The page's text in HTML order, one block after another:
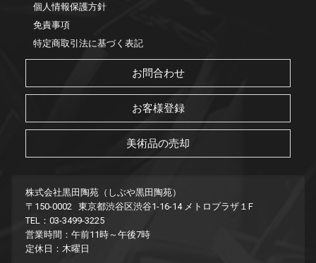
個人情報保護方針
免責事項
特定商取引法に基づく表記
お問合わせ
お客様登録
美術品の売却
株式会社黒田陶苑（しぶや黒田陶苑）
〒150-0002 東京都渋谷区渋谷1-16-14 メトロプラザ１F
TEL：03-3499-3225
営業時間：午前11時～午後7時
定休日：木曜日